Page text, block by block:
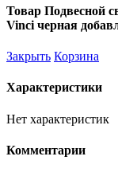
Товар Подвесной
Vinci черная
Закрыть Корзина
Характеристики
Нет характеристик
Комментарии